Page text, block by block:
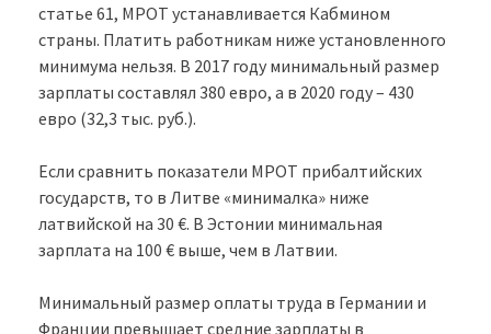
статье 61, МРОТ устанавливается Кабмином
страны. Платить работникам ниже установленного
минимума нельзя. В 2017 году минимальный размер
зарплаты составлял 380 евро, а в 2020 году – 430
евро (32,3 тыс. руб.).
Если сравнить показатели МРОТ прибалтийских
государств, то в Литве «минималка» ниже
латвийской на 30 €. В Эстонии минимальная
зарплата на 100 € выше, чем в Латвии.
Минимальный размер оплаты труда в Германии и
Франции превышает средние зарплаты в